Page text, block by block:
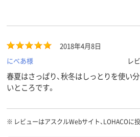
2018年4月8日
にべあ様
レ
春夏はさっぱり、秋冬はしっとりを使い
いところです。
※ レビューはアスクルWebサイト、LOHACOに